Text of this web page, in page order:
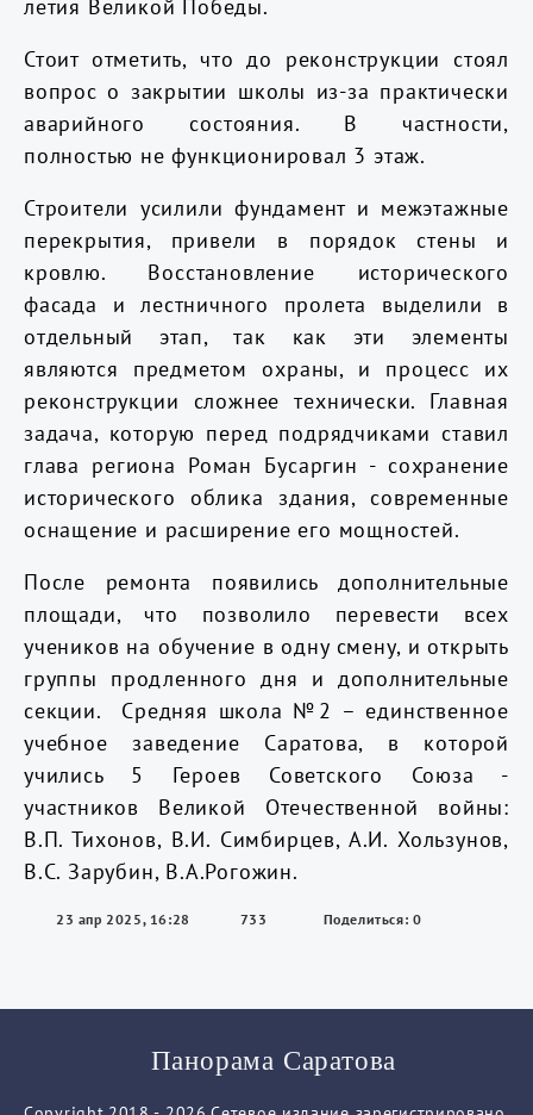
летия Великой Победы.
Стоит отметить, что до реконструкции стоял
вопрос о закрытии школы из-за практически
аварийного состояния. В частности,
полностью не функционировал 3 этаж.
Строители усилили фундамент и межэтажные
перекрытия, привели в порядок стены и
кровлю. Восстановление исторического
фасада и лестничного пролета выделили в
отдельный этап, так как эти элементы
являются предметом охраны, и процесс их
реконструкции сложнее технически. Главная
задача, которую перед подрядчиками ставил
глава региона Роман Бусаргин - сохранение
исторического облика здания, современные
оснащение и расширение его мощностей.
После ремонта появились дополнительные
площади, что позволило перевести всех
учеников на обучение в одну смену, и открыть
группы продленного дня и дополнительные
секции. Средняя школа №2 – единственное
учебное заведение Саратова, в которой
учились 5 Героев Советского Союза -
участников Великой Отечественной войны:
В.П. Тихонов, В.И. Симбирцев, А.И. Хользунов,
В.С. Зарубин, В.А.Рогожин.
23 апр 2025, 16:28 733 Поделиться: 0
Панорама Саратова